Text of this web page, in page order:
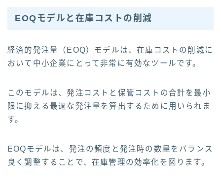
EOQモデルと在庫コストの削減
経済的発注量（EOQ）モデルは、在庫コストの削減に
おいて中小企業にとって非常に有効なツールです。
このモデルは、発注コストと保管コストの合計を最小
限に抑える最適な発注量を算出するために用いられま
す。
EOQモデルは、発注の頻度と発注時の数量をバランス
良く調整することで、在庫管理の効率化を図ります。